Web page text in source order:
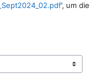
', um die